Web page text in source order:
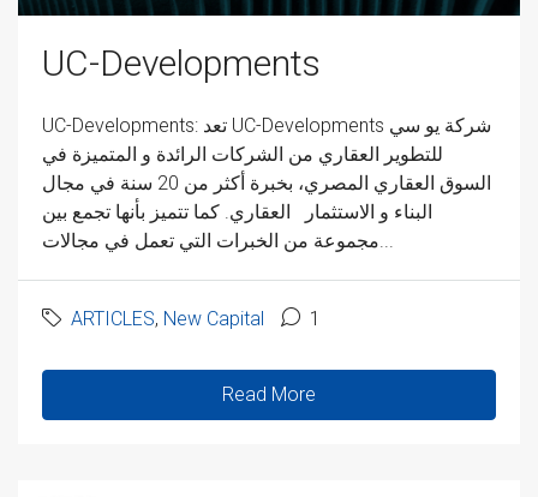
UC-Developments
UC-Developments: تعد UC-Developments شركة يو سي
للتطوير العقاري من الشركات الرائدة و المتميزة في
السوق العقاري المصري، بخبرة أكثر من 20 سنة في مجال
البناء و الاستثمار العقاري. كما تتميز بأنها تجمع بين
ARTICLES, New Capital 1
Read More